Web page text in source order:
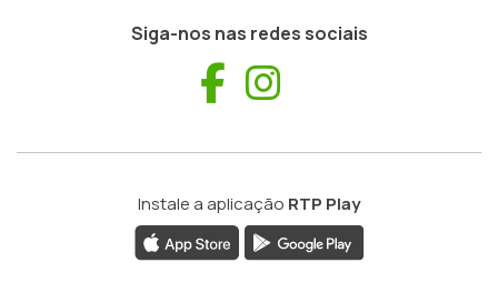
Siga-nos nas redes sociais
Facebook
Instale a aplicação RTP Play